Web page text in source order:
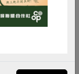
夏的風
在無聲探